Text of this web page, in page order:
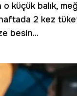
küçük balık,
2 kez
besin...